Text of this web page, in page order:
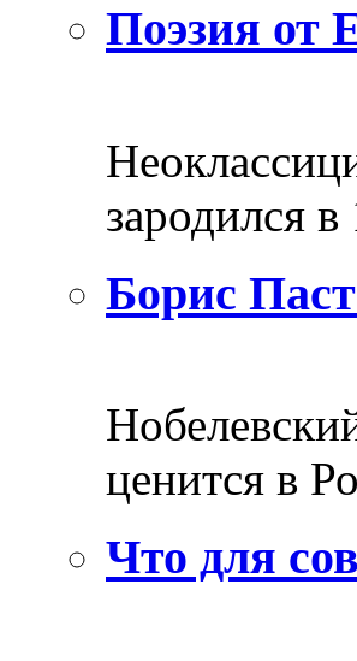
Поэзия от
зародился
Борис
ценится в
Что для